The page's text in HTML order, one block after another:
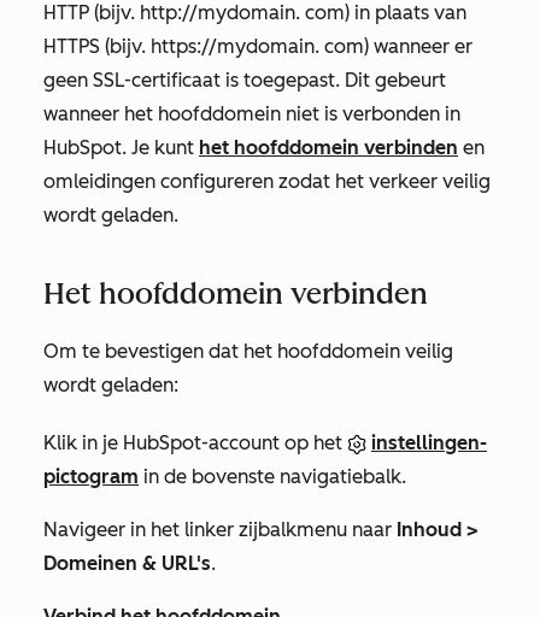
HTTP (bijv. http://mydomain. com) in plaats van
HTTPS (bijv. https://mydomain. com) wanneer er
geen SSL-certificaat is toegepast. Dit gebeurt
wanneer het hoofddomein niet is verbonden in
HubSpot. Je kunt het hoofddomein verbinden en
omleidingen configureren zodat het verkeer veilig
wordt geladen.
Het hoofddomein verbinden
Om te bevestigen dat het hoofddomein veilig
wordt geladen:
Klik in je HubSpot-account op het
instellingen-
pictogram in de bovenste navigatiebalk.
Navigeer in het linker zijbalkmenu naar Inhoud >
Domeinen & URL's.